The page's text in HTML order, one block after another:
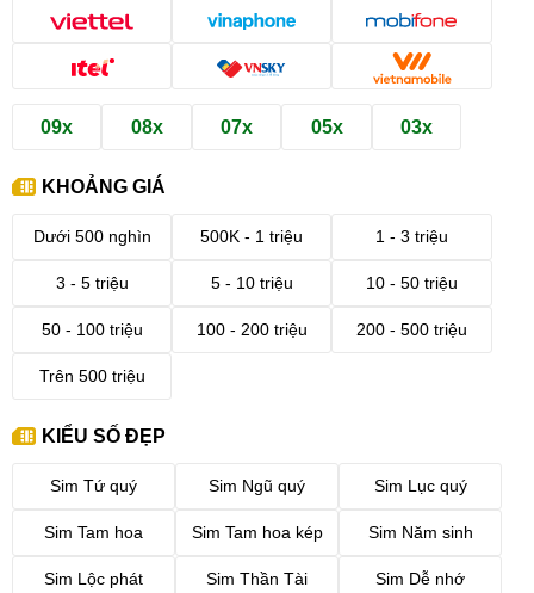
09x 08x 07x 05x 03x
KHOẢNG GIÁ
Dưới 500 nghìn 500K - 1 triệu 1 - 3 triệu
3 - 5 triệu 5 - 10 triệu 10 - 50 triệu
50 - 100 triệu 100 - 200 triệu 200 - 500 triệu
Trên 500 triệu
KIỂU SỐ ĐẸP
Sim Tứ quý Sim Ngũ quý Sim Lục quý
Sim Tam hoa Sim Tam hoa kép Sim Năm sinh
Sim Lộc phát Sim Thần Tài Sim Dễ nhớ